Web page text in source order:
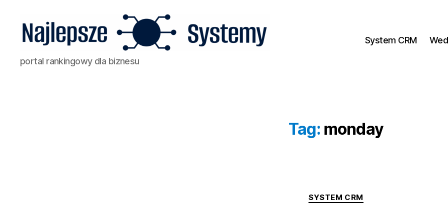
Najlepsze
Systemy
portal rankingowy dla biznesu
System CRM
Tag: monday
Kategorie
SYSTEM CRM